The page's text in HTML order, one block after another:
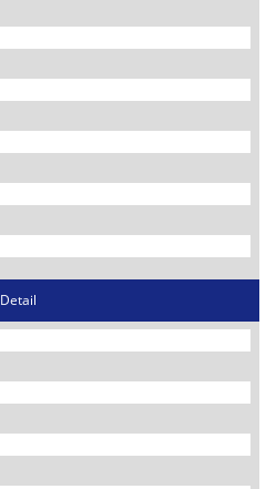
Detail